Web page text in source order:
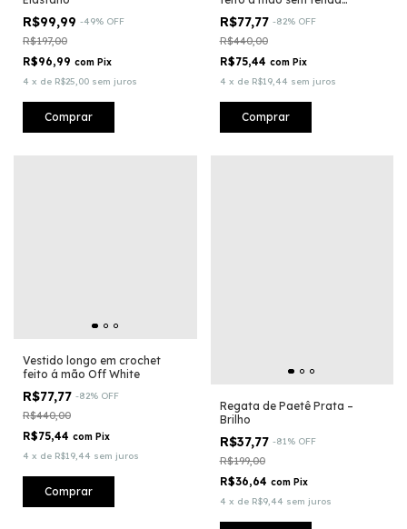
R$99,99 -49% OFF
R$197,00
R$96,99 com Pix
4 x de R$25,00 sem juros
Comprar
BRANCO
R$77,77 -82% OFF
R$440,00
R$75,44 com Pix
4 x de R$19,44 sem juros
Comprar
Vestido longo em crochet
feito á mão Off White
R$77,77 -82% OFF
R$440,00
R$75,44 com Pix
4 x de R$19,44 sem juros
Comprar
Regata de Paetê Prata –
Brilho
R$37,77 -81% OFF
R$199,00
R$36,64 com Pix
4 x de R$9,44 sem juros